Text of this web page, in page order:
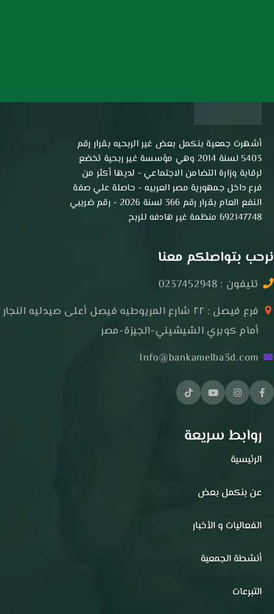
أشهرت جمعية بنكمل بعض غير الربحيه بقرار رقم
5403 لسنة 2014 وهي مؤسسة غير ربحية تخضع
لرقابة وزارة التضامن الاجتماعي - لديها أكثر من
فرع داخل جمهورية مصر العربيه - حاصلة علي صفة
النفع العام بقرار رقم 366 لسنة 2026 - رقم ضريبي
692147748 منظمة غير هادفه للربح
نرحب بتواصلكم معنا
تليفون : 0237452948
فرع فيصل : ٢٢ شارع المريوطيه فيصل أعلى صيدليه النجار
أمام كوبري الشيشيني-الجيزة-مصر
Info@bankamelba3d.com
روابط سريعة
الرئيسية
عن بنكمل بعض
الفعاليات و الأخبار
أنشطة الجمعية
التبرعات